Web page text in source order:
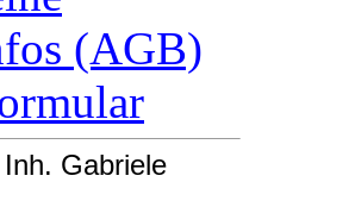
(AGB)
Gabriele